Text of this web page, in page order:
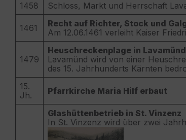
1458
Schloss, Markt und Herrschaft
1461
Recht auf Richter, Stock und
Am 12.06.1461 verleiht Kaiser
1479
Heuschreckenplage in Lavamünd
Lavamünd wird von einer
des 15. Jahrhunderts Kärnten
15.
Jh.
Pfarrkirche Maria Hilf erbaut
Glashüttenbetrieb in St. Vinzenz
In St. Vinzenz wird über zwei